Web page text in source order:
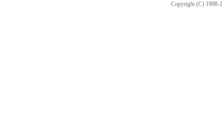
Copyright (C) 1998-